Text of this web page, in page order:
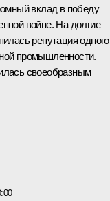
вклад в победу
войне. На долгие
репутация одного
промышленности.
своеобразным